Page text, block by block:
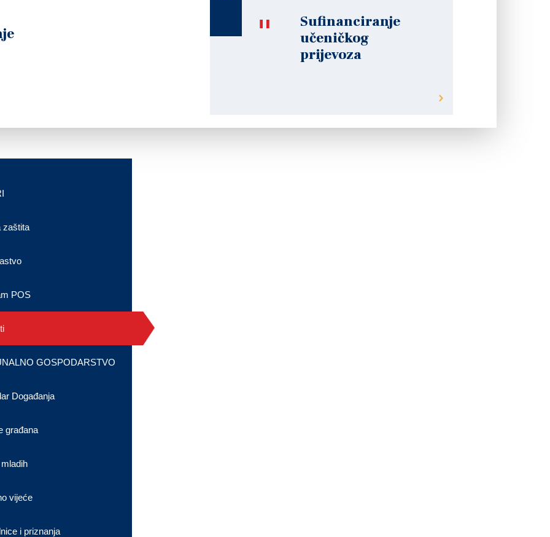
Sufinanciranje
učeničkog
prijevoza
zaštita
POS
GOSPODARSTVO
Događanja
građana
vijeće
i priznanja